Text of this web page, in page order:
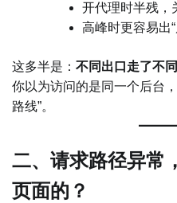
开代理时半残，
高峰时更容易出“
这多半是： 不同出口走了不
你以为访问的是同一个后台
路线”。
二、请求路径异常
页面的？